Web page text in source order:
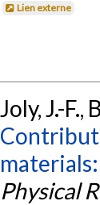
Lien externe
Joly, J.-
Physical